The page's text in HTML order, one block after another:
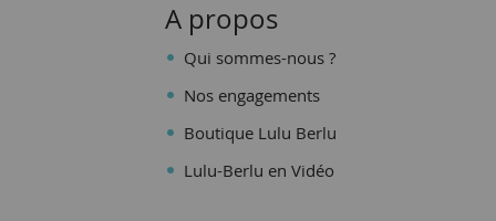
A propos
Qui sommes-nous ?
Nos engagements
Boutique Lulu Berlu
Lulu-Berlu en Vidéo